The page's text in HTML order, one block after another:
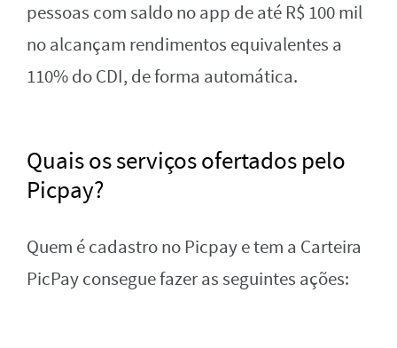
pessoas com saldo no app de até R$ 100 mil
no alcançam rendimentos equivalentes a
110% do CDI, de forma automática.
Quais os serviços ofertados pelo
Picpay?
Quem é cadastro no Picpay e tem a Carteira
PicPay consegue fazer as seguintes ações: